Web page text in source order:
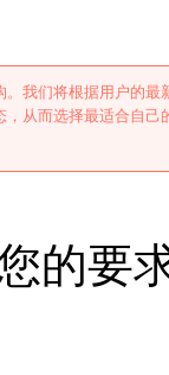
我们将根据用户的
从而选择最适合自
的要